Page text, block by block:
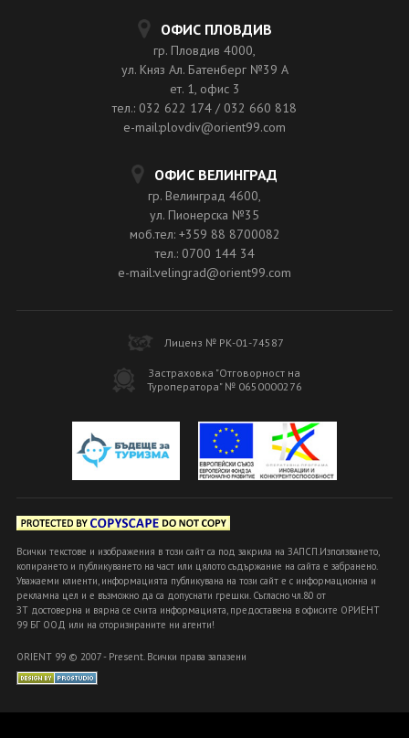
ОФИС ПЛОВДИВ
гр. Пловдив 4000,
ул. Княз Ал. Батенберг №39 A
ет. 1, офис 3
тел.: 032 622 174 / 032 660 818
e-mail:plovdiv@orient99.com
ОФИС ВЕЛИНГРАД
гр. Велинград 4600,
ул. Пионерска №35
моб.тел: +359 88 8700082
тел.: 0700 144 34
e-mail:velingrad@orient99.com
Лиценз № РК-01-74587
Застраховка "Отговорност на
Туроператора" № 0650000276
Всички текстове и изображения в този сайт са под закрила на ЗАПСП.Използването,
копирането и публикуването на част или цялото съдържание на сайта е забранено.
Уважаеми клиенти, информацията публикувана на този сайт е с информационна и
рекламна цел и е възможно да са допуснати грешки. Съгласно чл.80 от
ЗТ достоверна и вярна се счита информацията, предоставена в офисите ОРИЕНТ
99 БГ ООД или на оторизираните ни агенти!
ORIENT 99 © 2007 - Present. Всички права запазени